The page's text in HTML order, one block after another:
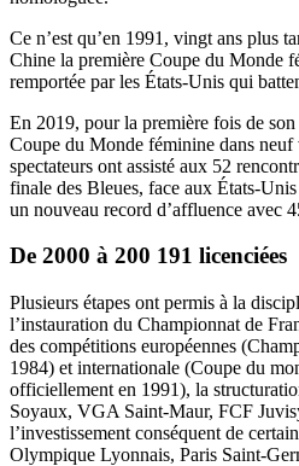
Ce n’est qu’en 1991, vingt ans plus
Chine la première Coupe du Monde
remportée par les États-Unis qui
En 2019, pour la première fois de
Coupe du Monde féminine dans
spectateurs ont assisté aux 52
finale des Bleues, face aux États-
un nouveau record d’affluence avec
De 2000 à 200 191 licenciées
Plusieurs étapes ont permis à la
l’instauration du Championnat de
des compétitions européennes
1984) et internationale (Coupe du
officiellement en 1991), la
Soyaux, VGA Saint-Maur, FCF
l’investissement conséquent de
Olympique Lyonnais, Paris Saint-